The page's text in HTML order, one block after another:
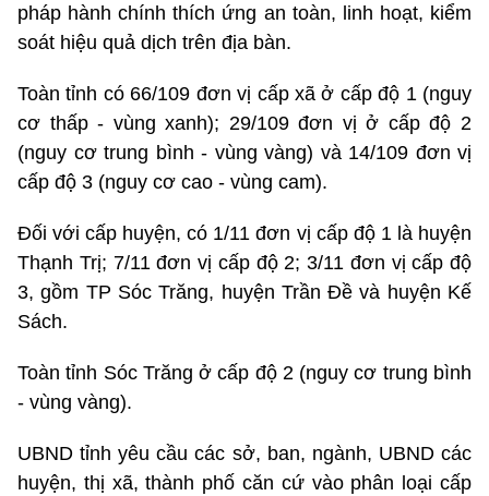
pháp hành chính thích ứng an toàn, linh hoạt, kiểm
soát hiệu quả dịch trên địa bàn.
Toàn tỉnh có 66/109 đơn vị cấp xã ở cấp độ 1 (nguy
cơ thấp - vùng xanh); 29/109 đơn vị ở cấp độ 2
(nguy cơ trung bình - vùng vàng) và 14/109 đơn vị
cấp độ 3 (nguy cơ cao - vùng cam).
Đối với cấp huyện, có 1/11 đơn vị cấp độ 1 là huyện
Thạnh Trị; 7/11 đơn vị cấp độ 2; 3/11 đơn vị cấp độ
3, gồm TP Sóc Trăng, huyện Trần Đề và huyện Kế
Sách.
Toàn tỉnh Sóc Trăng ở cấp độ 2 (nguy cơ trung bình
- vùng vàng).
UBND tỉnh yêu cầu các sở, ban, ngành, UBND các
huyện, thị xã, thành phố căn cứ vào phân loại cấp